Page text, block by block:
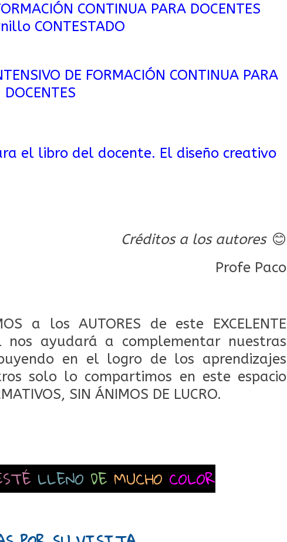
CONTINUA PARA DOCENTES
CONTESTADO
DE FORMACIÓN CONTINUA PARA
DOCENTES
el libro del docente. El diseño creativo
Créditos a los autores 😊
Profe Paco
a los AUTORES de este EXCELENTE
nos ayudará a complementar nuestras
en el logro de los aprendizajes
solo lo compartimos en este espacio
SIN ÁNIMOS DE LUCRO.
LLENO DE MUCHO COLOR